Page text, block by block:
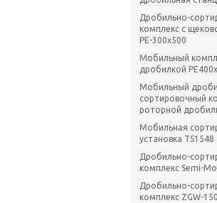
Дробильно-
комплекс с
PE-300х500
Мобильный
дробилкой
Мобильный
сортировочный
роторной
Мобильная
установка TS1548
Дробильно-
комплекс Semi-
Дробильно-
комплекс ZGW-150